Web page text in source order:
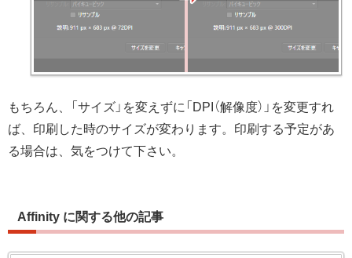
もちろん、「サイズ」を変えずに「DPI（解像度）」を変更すれ
ば、印刷した時のサイズが変わります。印刷する予定があ
る場合は、気をつけて下さい。
Affinity に関する他の記事